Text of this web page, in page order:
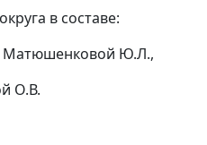
в составе:
Матюшенковой Ю.Л.,
О.В.